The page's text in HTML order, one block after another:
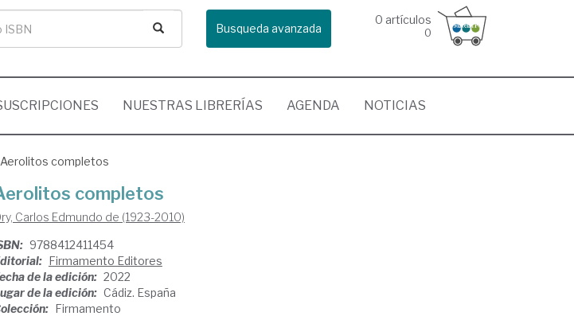
Busqueda avanzada
0 artículos
0
NUESTRAS LIBRERÍAS AGENDA NOTICIAS
Aerolitos completos
completos
Carlos Edmundo de (1923-2010)
9788412411454
Firmamento Editores
de la edición: 2022
de la edición: Cádiz. España
Firmamento